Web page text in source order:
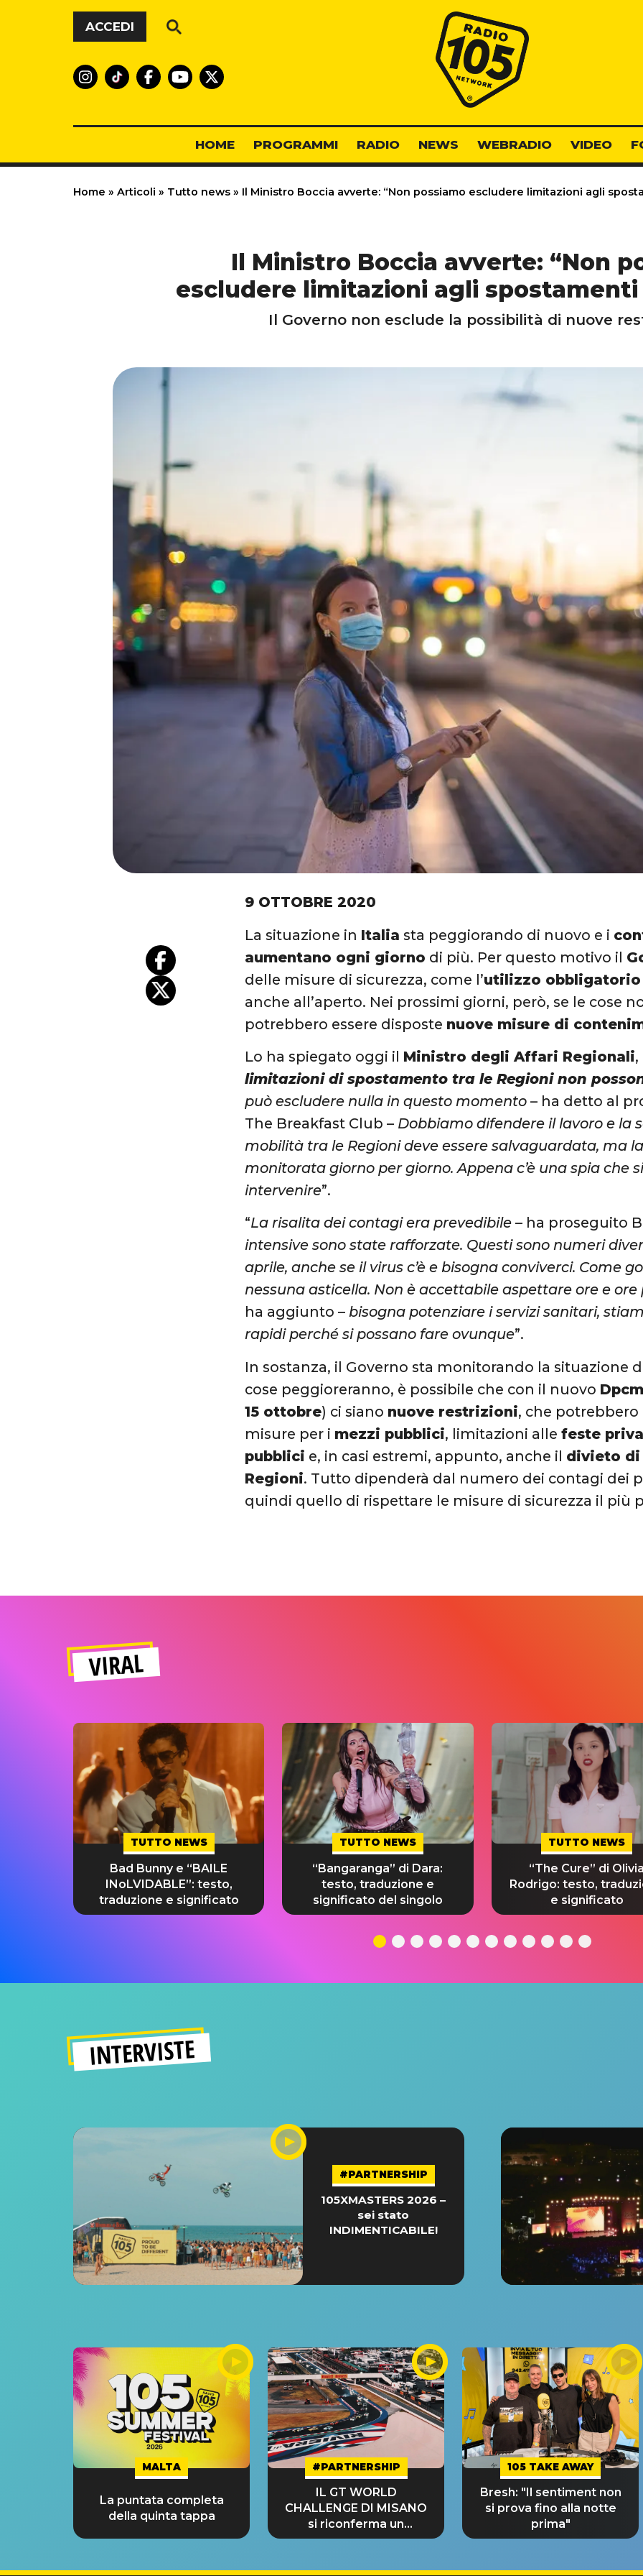
Vai al contenuto
ACCEDI
Radio 105
HOME PROGRAMMI RADIO NEWS WEBRADIO VIDEO
Home » Articoli » Tutto news » Il Ministro Boccia avverte: “Non possiamo escludere limitazioni agli
Il Ministro Boccia avverte: “Non
escludere limitazioni agli spostamenti
Il Governo non esclude la possibilità di nuove
9 OTTOBRE 2020
La situazione in Italia sta peggiorando di nuovo e i
aumentano ogni giorno di più. Per questo motivo il
delle misure di sicurezza, come l’utilizzo obbligatorio
anche all’aperto. Nei prossimi giorni, però, se le cose
potrebbero essere disposte nuove misure di
Lo ha spiegato oggi il Ministro degli Affari Regionali,
limitazioni di spostamento tra le Regioni non
può escludere nulla in questo momento – ha detto al
The Breakfast Club – Dobbiamo difendere il lavoro e la
mobilità tra le Regioni deve essere salvaguardata, ma
monitorata giorno per giorno. Appena c’è una spia che
intervenire”.
“La risalita dei contagi era prevedibile – ha proseguito
intensive sono state rafforzate. Questi sono numeri
aprile, anche se il virus c’è e bisogna conviverci. Come
nessuna asticella. Non è accettabile aspettare ore e
ha aggiunto – bisogna potenziare i servizi sanitari,
rapidi perché si possano fare ovunque”.
In sostanza, il Governo sta monitorando la situazione
cose peggioreranno, è possibile che con il nuovo Dpcm
15 ottobre) ci siano nuove restrizioni, che
misure per i mezzi pubblici, limitazioni allefeste
pubblici e, in casi estremi, appunto, anche il divieto di
Regioni. Tutto dipenderà dal numero dei contagi dei
quindi quello di rispettare le misure di sicurezza il più
VIRAL
TUTTO NEWS
Bad Bunny e “BAILE
INoLVIDABLE”: testo,
traduzione e significato
TUTTO NEWS
“Bangaranga” di Dara:
testo, traduzione e
significato del singolo
TUTTO NEWS
“The Cure” di Olivia
Rodrigo: testo,
e significato
INTERVISTE
#PARTNERSHIP
105XMASTERS 2026 –
sei stato
INDIMENTICABILE!
MALTA
La puntata completa
della quinta tappa
#PARTNERSHIP
IL GT WORLD
CHALLENGE DI MISANO
si riconferma un
GRANDE SUCCESSO!
105 TAKE AWAY
Bresh: "Il sentiment non
si prova fino alla notte
prima"